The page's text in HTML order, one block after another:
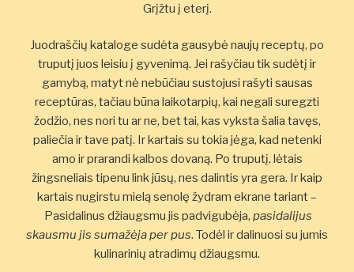
Grįžtu į eterį.
Juodraščių kataloge sudėta gausybė naujų receptų, po
truputį juos leisiu į gyvenimą. Jei rašyčiau tik sudėtį ir
gamybą, matyt nė nebūčiau sustojusi rašyti sausas
receptūras, tačiau būna laikotarpių, kai negali suregzti
žodžio, nes nori tu ar ne, bet tai, kas vyksta šalia tavęs,
paliečia ir tave patį. Ir kartais su tokia jėga, kad netenki
amo ir prarandi kalbos dovaną. Po truputį, lėtais
žingsneliais tipenu link jūsų, nes dalintis yra gera. Ir kaip
kartais nugirstu mielą senolę žydram ekrane tariant –
Pasidalinus džiaugsmu jis padvigubėja, pasidalijus
skausmu jis sumažėja per pus. Todėl ir dalinuosi su jumis
kulinarinių atradimų džiaugsmu.